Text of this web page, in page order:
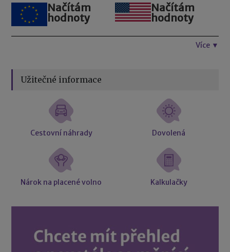
Načítám
hodnoty
Načítám
hodnoty
Více ▼
Užitečné informace
Cestovní náhrady Dovolená
Nárok na placené volno Kalkulačky